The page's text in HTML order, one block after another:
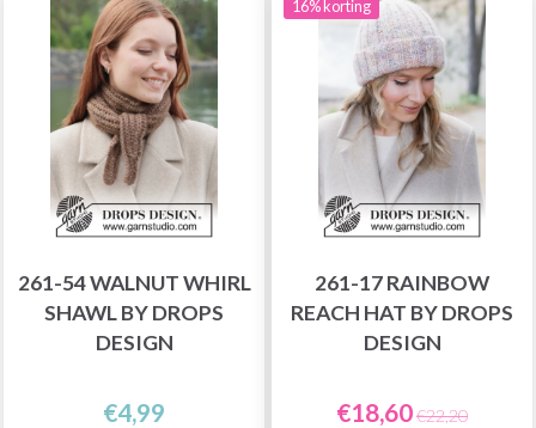
261-54 WALNUT WHIRL
SHAWL BY DROPS
DESIGN
€4,99
16% korting
261-17 RAINBOW
REACH HAT BY DROPS
DESIGN
€18,60€22,20